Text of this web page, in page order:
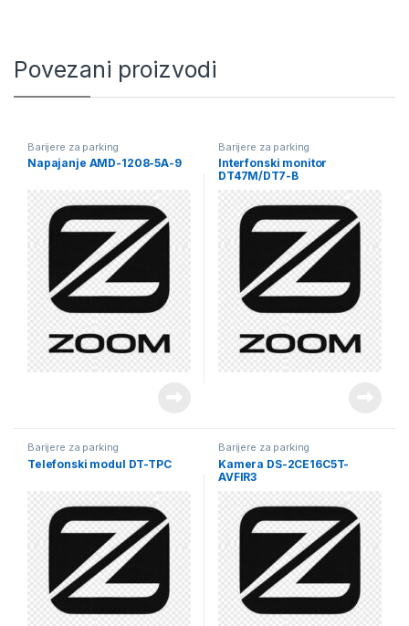
Povezani proizvodi
Barijere za parking
Napajanje AMD-1208-5A-9
Barijere za parking
Interfonski monitor
DT47M/DT7-B
Barijere za parking
Telefonski modul DT-TPC
Barijere za parking
Kamera DS-2CE16C5T-
AVFIR3